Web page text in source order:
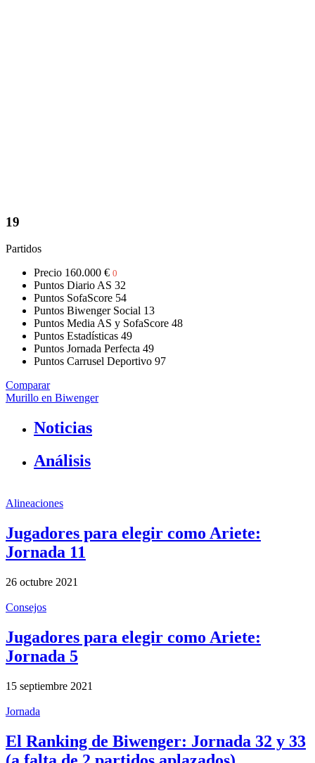
19
Partidos
Precio 160.000 € 0
Puntos Diario AS 32
Puntos SofaScore 54
Puntos Biwenger Social 13
Puntos Media AS y SofaScore 48
Puntos Estadísticas 49
Puntos Jornada Perfecta 49
Puntos Carrusel Deportivo 97
Comparar
Murillo en Biwenger
Noticias
Análisis
Alineaciones
Jugadores para elegir como Ariete:
Jornada 11
26 octubre 2021
Consejos
Jugadores para elegir como Ariete:
Jornada 5
15 septiembre 2021
Jornada
El Ranking de Biwenger: Jornada 32 y 33